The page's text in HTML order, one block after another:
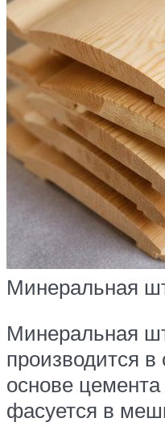
Минеральная
Минеральная
производится
основе цемента
фасуется в